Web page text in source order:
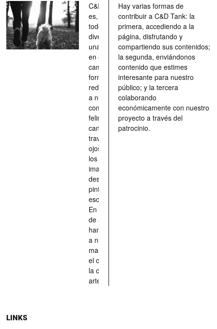
C&D Tank
es, ante
todo, un
divertimento,
una parada
en el
camino, una
forma de
redescubrir
a nuestros
compañeros
felinos y
caninos a
través de los
ojos quienes
los han
imaginado,
descrito,
pintado,
esculpido...
En definitiva,
de aquellos
han situado
a nuestras
mascotas en
el centro de
la obra de
arte.
Hay varias formas de
contribuir a C&D Tank: la
primera, accediendo a la
página, disfrutando y
compartiendo sus contenidos;
la segunda, enviándonos
contenido que estimes
interesante para nuestro
público; y la tercera
colaborando
económicamente con nuestro
proyecto a través del
patrocinio.
LINKS